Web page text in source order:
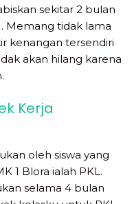
sekitar 2 bulan
Memang tidak lama
kenangan tersendiri
akan hilang karena
Kerja
oleh siswa yang
1 Blora ialah PKL.
selama 4 bulan